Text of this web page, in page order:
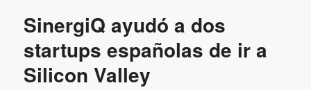
SinergiQ ayudó a dos
startups españolas de ir a
Silicon Valley